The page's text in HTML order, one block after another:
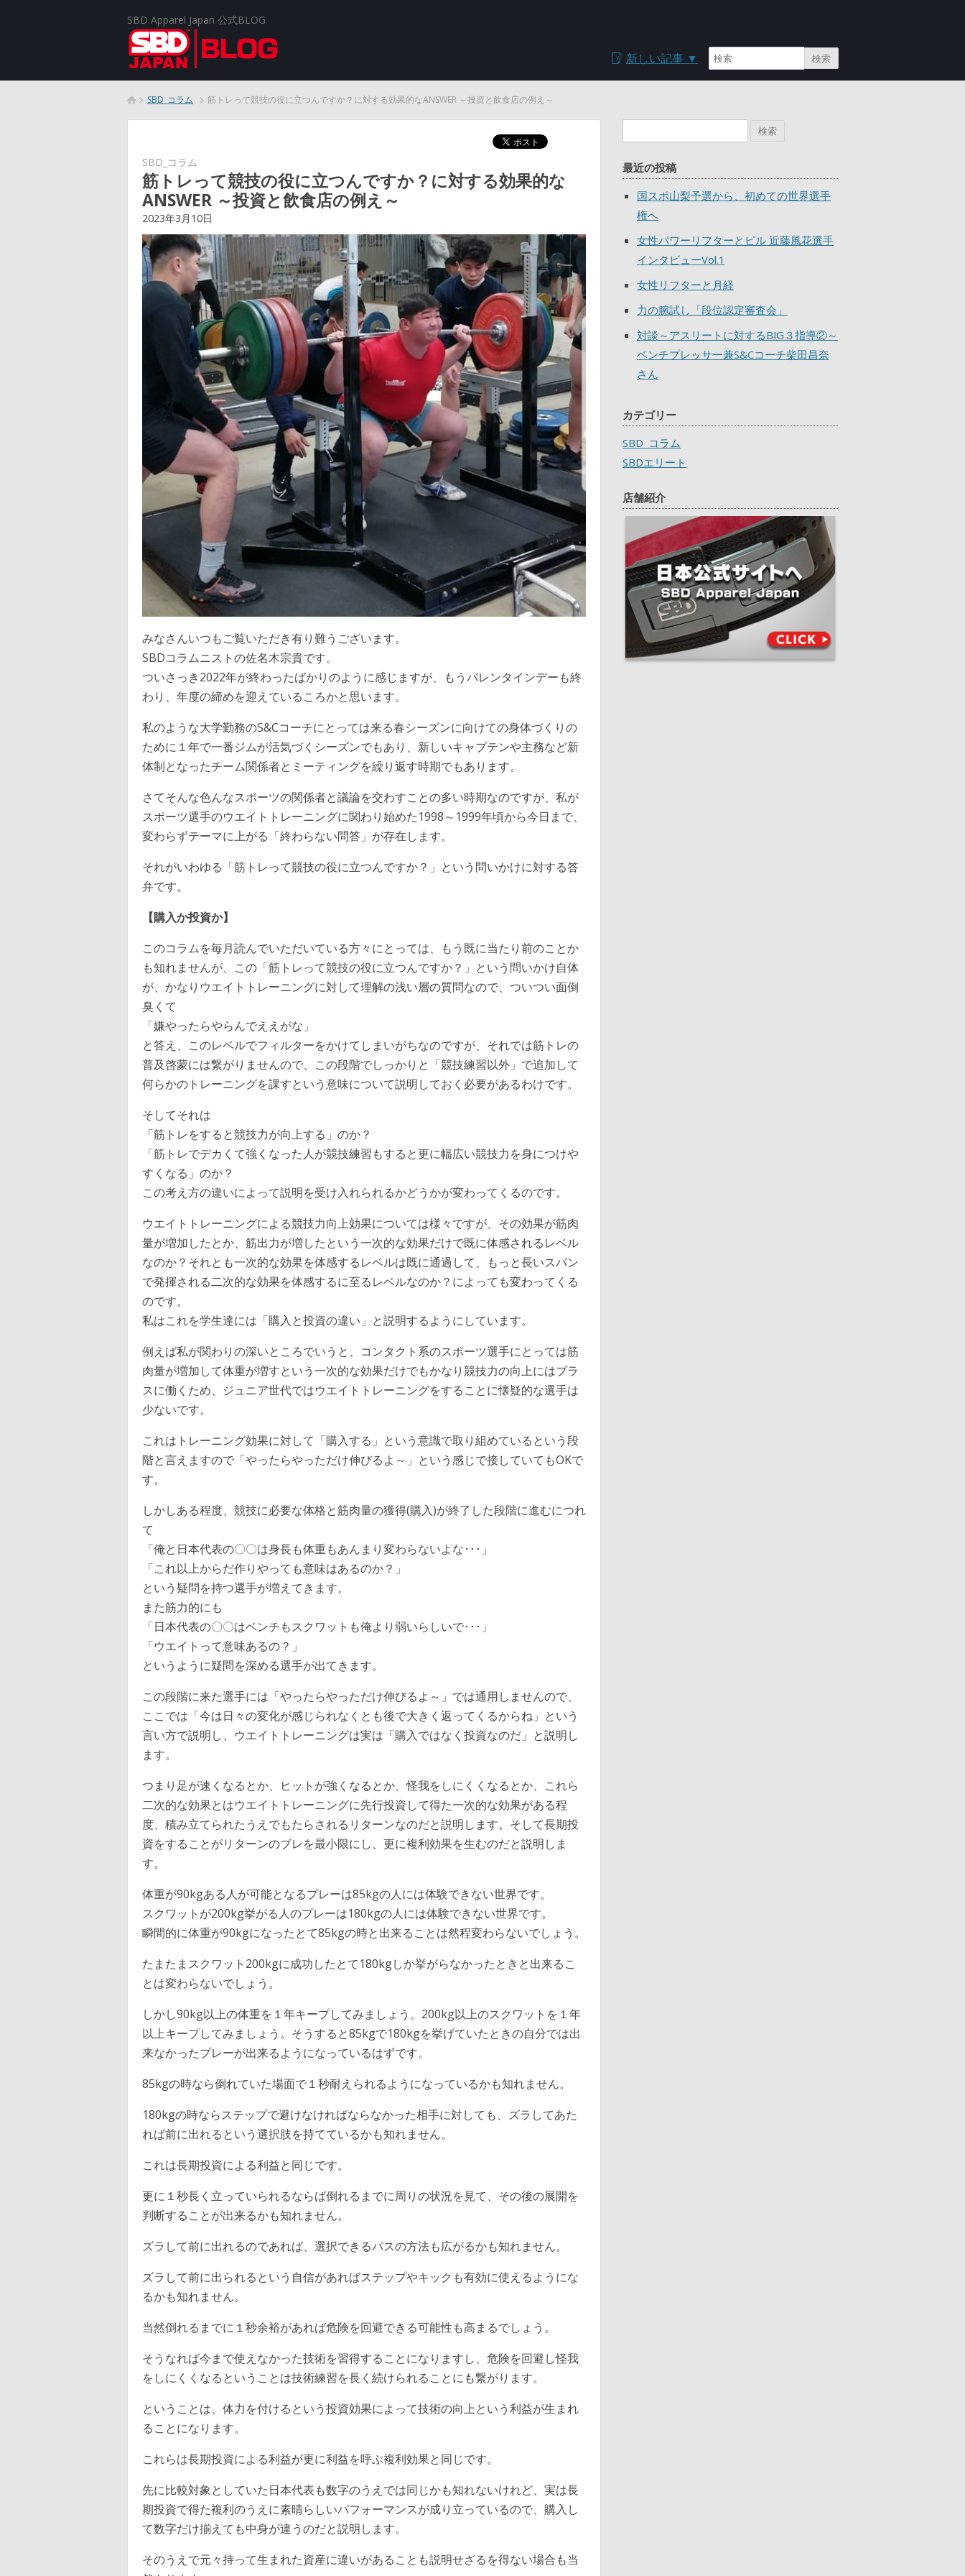
SBD Apparel Japan 公式BLOG
新しい記事 ▼ 検索
SBD_コラム 筋トレって競技の役に立つんですか？に対する効果的なANSWER ～投資と飲食店の例え～
SBD_コラム
筋トレって競技の役に立つんですか？に対する効果的な
ANSWER ～投資と飲食店の例え～
2023年3月10日
みなさんいつもご覧いただき有り難うございます。
SBDコラムニストの佐名木宗貴です。
ついさっき2022年が終わったばかりのように感じますが、もうバレンタインデーも終
わり、年度の締めを迎えているころかと思います。
私のような大学勤務のS&Cコーチにとっては来る春シーズンに向けての身体づくりの
ために１年で一番ジムが活気づくシーズンでもあり、新しいキャプテンや主務など新
体制となったチーム関係者とミーティングを繰り返す時期でもあります。
さてそんな色んなスポーツの関係者と議論を交わすことの多い時期なのですが、私が
スポーツ選手のウエイトトレーニングに関わり始めた1998～1999年頃から今日まで、
変わらずテーマに上がる「終わらない問答」が存在します。
それがいわゆる「筋トレって競技の役に立つんですか？」という問いかけに対する答
弁です。
【購入か投資か】
このコラムを毎月読んでいただいている方々にとっては、もう既に当たり前のことか
も知れませんが、この「筋トレって競技の役に立つんですか？」という問いかけ自体
が、かなりウエイトトレーニングに対して理解の浅い層の質問なので、ついつい面倒
臭くて
「嫌やったらやらんでええがな」
と答え、このレベルでフィルターをかけてしまいがちなのですが、それでは筋トレの
普及啓蒙には繋がりませんので、この段階でしっかりと「競技練習以外」で追加して
何らかのトレーニングを課すという意味について説明しておく必要があるわけです。
そしてそれは
「筋トレをすると競技力が向上する」のか？
「筋トレでデカくて強くなった人が競技練習もすると更に幅広い競技力を身につけや
すくなる」のか？
この考え方の違いによって説明を受け入れられるかどうかが変わってくるのです。
ウエイトトレーニングによる競技力向上効果については様々ですが、その効果が筋肉
量が増加したとか、筋出力が増したという一次的な効果だけで既に体感されるレベル
なのか？それとも一次的な効果を体感するレベルは既に通過して、もっと長いスパン
で発揮される二次的な効果を体感するに至るレベルなのか？によっても変わってくる
のです。
私はこれを学生達には「購入と投資の違い」と説明するようにしています。
例えば私が関わりの深いところでいうと、コンタクト系のスポーツ選手にとっては筋
肉量が増加して体重が増すという一次的な効果だけでもかなり競技力の向上にはプラ
スに働くため、ジュニア世代ではウエイトトレーニングをすることに懐疑的な選手は
少ないです。
これはトレーニング効果に対して「購入する」という意識で取り組めているという段
階と言えますので「やったらやっただけ伸びるよ～」という感じで接していてもOKで
す。
しかしある程度、競技に必要な体格と筋肉量の獲得(購入)が終了した段階に進むにつれ
て
「俺と日本代表の〇〇は身長も体重もあんまり変わらないよな･･･」
「これ以上からだ作りやっても意味はあるのか？」
という疑問を持つ選手が増えてきます。
また筋力的にも
「日本代表の〇〇はベンチもスクワットも俺より弱いらしいで･･･」
「ウエイトって意味あるの？」
というように疑問を深める選手が出てきます。
この段階に来た選手には「やったらやっただけ伸びるよ～」では通用しませんので、
ここでは「今は日々の変化が感じられなくとも後で大きく返ってくるからね」という
言い方で説明し、ウエイトトレーニングは実は「購入ではなく投資なのだ」と説明し
ます。
つまり足が速くなるとか、ヒットが強くなるとか、怪我をしにくくなるとか、これら
二次的な効果とはウエイトトレーニングに先行投資して得た一次的な効果がある程
度、積み立てられたうえでもたらされるリターンなのだと説明します。そして長期投
資をすることがリターンのブレを最小限にし、更に複利効果を生むのだと説明しま
す。
体重が90kgある人が可能となるプレーは85kgの人には体験できない世界です。
スクワットが200kg挙がる人のプレーは180kgの人には体験できない世界です。
瞬間的に体重が90kgになったとて85kgの時と出来ることは然程変わらないでしょう。
たまたまスクワット200kgに成功したとて180kgしか挙がらなかったときと出来るこ
とは変わらないでしょう。
しかし90kg以上の体重を１年キープしてみましょう。200kg以上のスクワットを１年
以上キープしてみましょう。そうすると85kgで180kgを挙げていたときの自分では出
来なかったプレーが出来るようになっているはずです。
85kgの時なら倒れていた場面で１秒耐えられるようになっているかも知れません。
180kgの時ならステップで避けなければならなかった相手に対しても、ズラしてあた
れば前に出れるという選択肢を持てているかも知れません。
これは長期投資による利益と同じです。
更に１秒長く立っていられるならば倒れるまでに周りの状況を見て、その後の展開を
判断することが出来るかも知れません。
ズラして前に出れるのであれば、選択できるパスの方法も広がるかも知れません。
ズラして前に出られるという自信があればステップやキックも有効に使えるようにな
るかも知れません。
当然倒れるまでに１秒余裕があれば危険を回避できる可能性も高まるでしょう。
そうなれば今まで使えなかった技術を習得することになりますし、危険を回避し怪我
をしにくくなるということは技術練習を長く続けられることにも繋がります。
ということは、体力を付けるという投資効果によって技術の向上という利益が生まれ
ることになります。
これらは長期投資による利益が更に利益を呼ぶ複利効果と同じです。
先に比較対象としていた日本代表も数字のうえでは同じかも知れないけれど、実は長
期投資で得た複利のうえに素晴らしいパフォーマンスが成り立っているので、購入し
て数字だけ揃えても中身が違うのだと説明します。
そのうえで元々持って生まれた資産に違いがあることも説明せざるを得ない場合も当
最近の投稿
国スポ山梨予選から、初めての世界選手
権へ
女性パワーリフターとピル 近藤風花選手
インタビューVol.1
女性リフターと月経
力の腕試し「段位認定審査会」
対談～アスリートに対するBIG３指導②～
ベンチプレッサー兼S&Cコーチ柴田昌奈
さん
カテゴリー
SBD_コラム
SBDエリート
店舗紹介